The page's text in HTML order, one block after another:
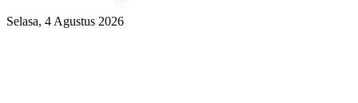
Selasa, 4 Agustus 2026